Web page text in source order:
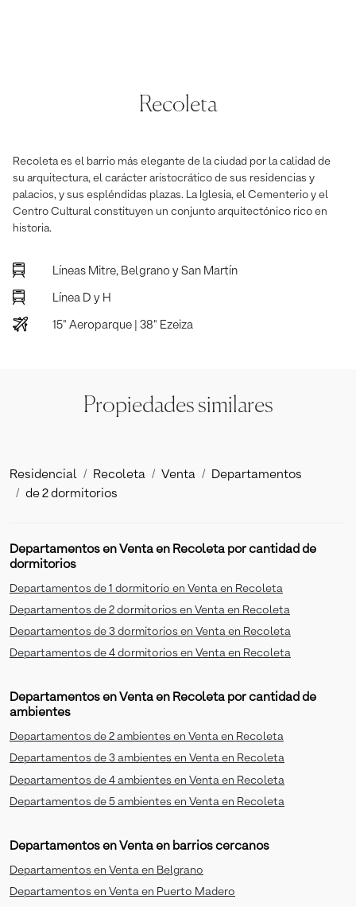
Recoleta
Recoleta es el barrio más elegante de la ciudad por la calidad de
su arquitectura, el carácter aristocrático de sus residencias y
palacios, y sus espléndidas plazas. La Iglesia, el Cementerio y el
Centro Cultural constituyen un conjunto arquitectónico rico en
historia.
Líneas Mitre, Belgrano y San Martín
Línea D y H
15" Aeroparque | 38" Ezeiza
Propiedades similares
Residencial Recoleta Venta
Departamentos
de 2 dormitorios
Departamentos en Venta en Recoleta por cantidad de
dormitorios
Departamentos de 1 dormitorio en Venta en Recoleta
Departamentos de 2 dormitorios en Venta en Recoleta
Departamentos de 3 dormitorios en Venta en Recoleta
Departamentos de 4 dormitorios en Venta en Recoleta
Departamentos en Venta en Recoleta por cantidad de
ambientes
Departamentos de 2 ambientes en Venta en Recoleta
Departamentos de 3 ambientes en Venta en Recoleta
Departamentos de 4 ambientes en Venta en Recoleta
Departamentos de 5 ambientes en Venta en Recoleta
Departamentos en Venta en barrios cercanos
Departamentos en Venta en Belgrano
Departamentos en Venta en Puerto Madero